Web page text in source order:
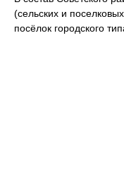
(сельских и
посёлок городского